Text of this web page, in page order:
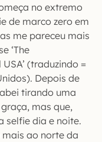
no extremo
de marco zero em
me pareceu mais
‘The
(traduzindo =
Depois de
tirando uma
mas que,
selfie dia e noite.
ao norte da